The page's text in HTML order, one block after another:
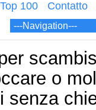
Top 100 Contatto
o
senza